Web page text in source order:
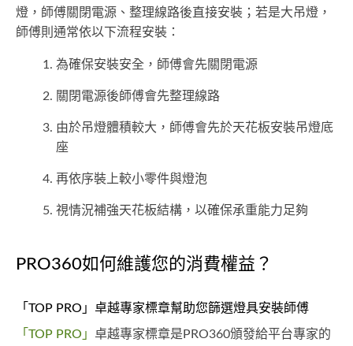
燈，師傅關閉電源、整理線路後直接安裝；若是大吊燈，
師傅則通常依以下流程安裝：
為確保安裝安全，師傅會先關閉電源
關閉電源後師傅會先整理線路
由於吊燈體積較大，師傅會先於天花板安裝吊燈底
座
再依序裝上較小零件與燈泡
視情況補強天花板結構，以確保承重能力足夠
PRO360如何維護您的消費權益？
「TOP PRO」卓越專家標章幫助您篩選燈具安裝師傅
「TOP PRO」 卓越專家標章是PRO360頒發給平台專家的